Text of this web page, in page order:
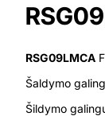
RSG09LMCA
Šaldymo
Šildymo